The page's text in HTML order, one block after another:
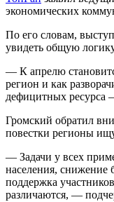
экономических
По его словам,
увидеть общую
— К апрелю
регион и как
дефицитных ресурса
Громский обратил
повестки регионы
— Задачи у всех
населения, снижение
поддержка
различаются, —